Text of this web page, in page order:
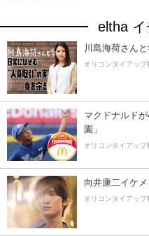
eltha
川島海荷さん
オリコンタイアップ
マクドナルド
園」
オリコンタイアップ
向井康二イケ
オリコンタイアップ